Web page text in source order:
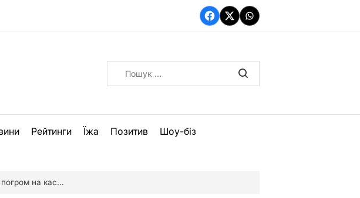
Facebook
TwitterWhatsApp
Рейтинги Їжа Позитив Шоу-біз
в супермаркете